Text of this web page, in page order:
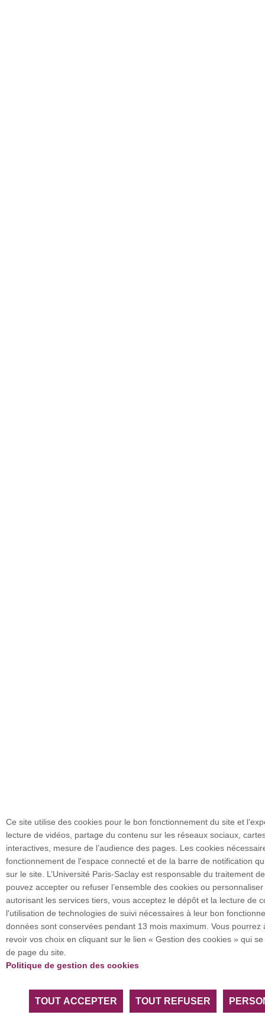
Ce site utilise des cookies pour le bon fonctionnement du site et
lecture de vidéos, partage du contenu sur les réseaux sociaux,
interactives, mesure de l’audience des pages. Les cookies
fonctionnement de l'espace connecté et de la barre de notification
sur le site. L’Université Paris-Saclay est responsable du traitement
pouvez accepter ou refuser l’ensemble des cookies ou
autorisant les services tiers, vous acceptez le dépôt et la lecture de
l'utilisation de technologies de suivi nécessaires à leur bon
données sont conservées pendant 13 mois maximum. Vous pourrez
revoir vos choix en cliquant sur le lien « Gestion des cookies » qui
de page du site.
Politique de gestion des cookies
TOUT ACCEPTER TOUT REFUSER